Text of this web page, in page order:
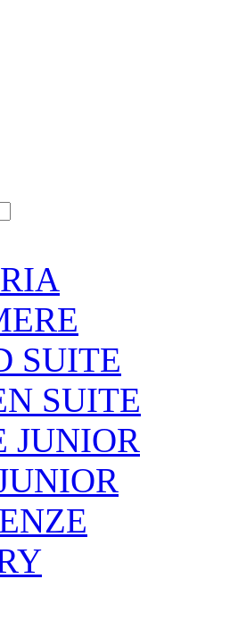
SUITE
SUITE
JUNIOR